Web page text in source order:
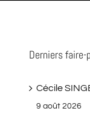
Derniers
Cécile
9 août 2026